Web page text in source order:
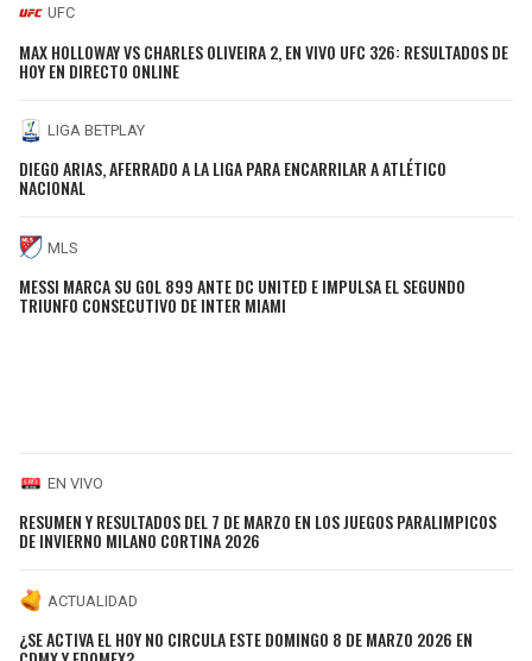
UFC
MAX HOLLOWAY VS CHARLES OLIVEIRA 2, EN VIVO UFC 326: RESULTADOS DE
HOY EN DIRECTO ONLINE
LIGA BETPLAY
DIEGO ARIAS, AFERRADO A LA LIGA PARA ENCARRILAR A ATLÉTICO
NACIONAL
MLS
MESSI MARCA SU GOL 899 ANTE DC UNITED E IMPULSA EL SEGUNDO
TRIUNFO CONSECUTIVO DE INTER MIAMI
EN VIVO
RESUMEN Y RESULTADOS DEL 7 DE MARZO EN LOS JUEGOS PARALIMPICOS
DE INVIERNO MILANO CORTINA 2026
ACTUALIDAD
¿SE ACTIVA EL HOY NO CIRCULA ESTE DOMINGO 8 DE MARZO 2026 EN